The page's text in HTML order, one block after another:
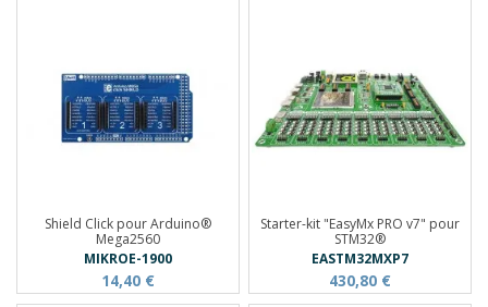
Shield Click pour Arduino®
Mega2560
MIKROE-1900
14,40 €
Starter-kit "EasyMx PRO v7" pour
STM32®
EASTM32MXP7
430,80 €